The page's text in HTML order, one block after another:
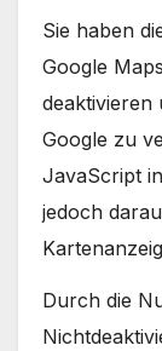
Sie haben
Google
deaktivieren
Google zu
JavaScript
jedoch
Durch die